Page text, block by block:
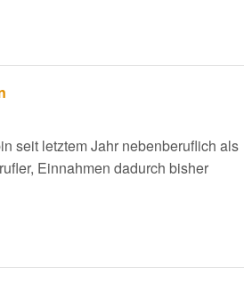
seit letztem Jahr nebenberuflich als
Einnahmen dadurch bisher